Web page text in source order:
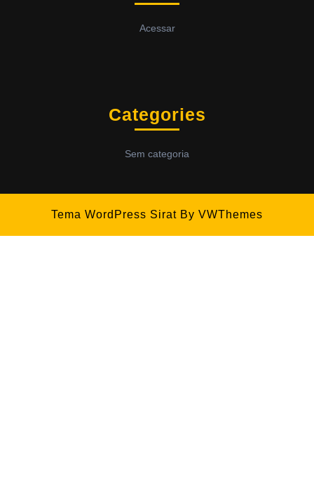
Acessar
Categories
Sem categoria
Tema WordPress Sirat By VWThemes